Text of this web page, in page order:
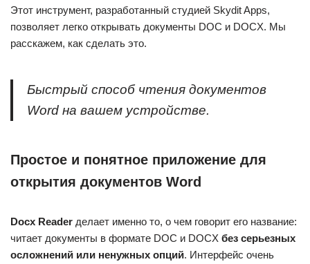
Этот инструмент, разработанный студией Skydit Apps,
позволяет легко открывать документы DOC и DOCX. Мы
расскажем, как сделать это.
Быстрый способ чтения документов
Word на вашем устройстве.
Простое и понятное приложение для
открытия документов Word
Docx Reader делает именно то, о чем говорит его название:
читает документы в формате DOC и DOCX без серьезных
осложнений или ненужных опций. Интерфейс очень